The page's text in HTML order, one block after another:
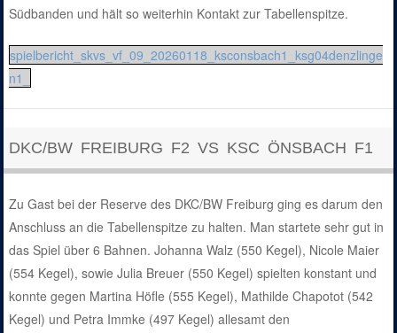
Südbanden und hält so weiterhin Kontakt zur Tabellenspitze.
spielbericht_skvs_vf_09_20260118_ksconsbach1_ksg04denzlinge
n1_
DKC/BW FREIBURG F2 VS KSC ÖNSBACH F1
Zu Gast bei der Reserve des DKC/BW Freiburg ging es darum den
Anschluss an die Tabellenspitze zu halten. Man startete sehr gut in
das Spiel über 6 Bahnen. Johanna Walz (550 Kegel), Nicole Maier
(554 Kegel), sowie Julia Breuer (550 Kegel) spielten konstant und
konnte gegen Martina Höfle (555 Kegel), Mathilde Chapotot (542
Kegel) und Petra Immke (497 Kegel) allesamt den